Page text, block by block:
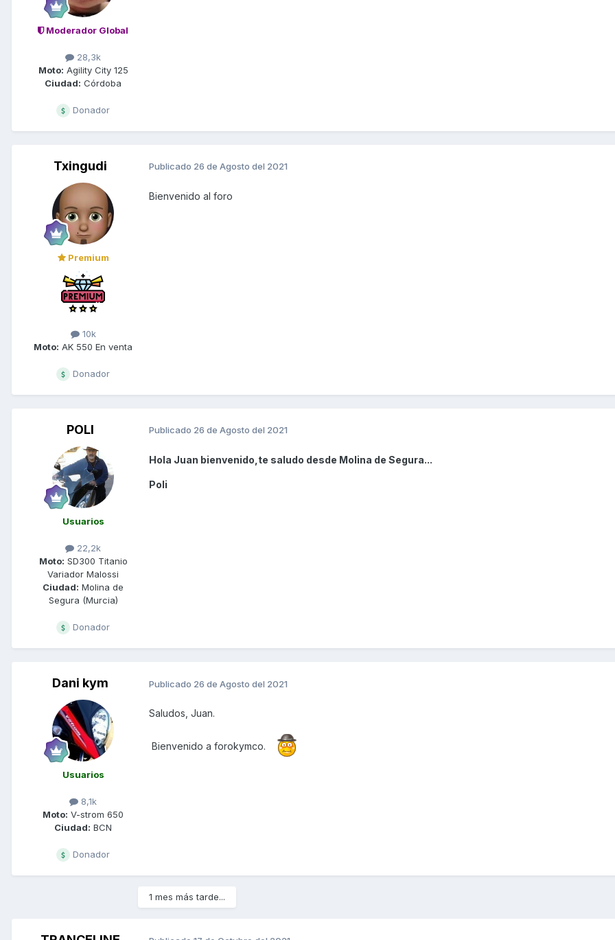
Moderador Global
28,3k
Moto: Agility City 125
Ciudad: Córdoba
Donador
Txingudi
Premium
10k
Moto: AK 550 En venta
Donador
Publicado 26 de Agosto del 2021
Bienvenido al foro
POLI
Usuarios
22,2k
Moto: SD300 Titanio
Variador Malossi
Ciudad: Molina de
Segura (Murcia)
Donador
Publicado 26 de Agosto del 2021
Hola Juan bienvenido,te saludo desde Molina de Segura...
Poli
Dani kym
Usuarios
8,1k
Moto: V-strom 650
Ciudad: BCN
Donador
Publicado 26 de Agosto del 2021
Saludos, Juan.
Bienvenido a forokymco.
1 mes más tarde...